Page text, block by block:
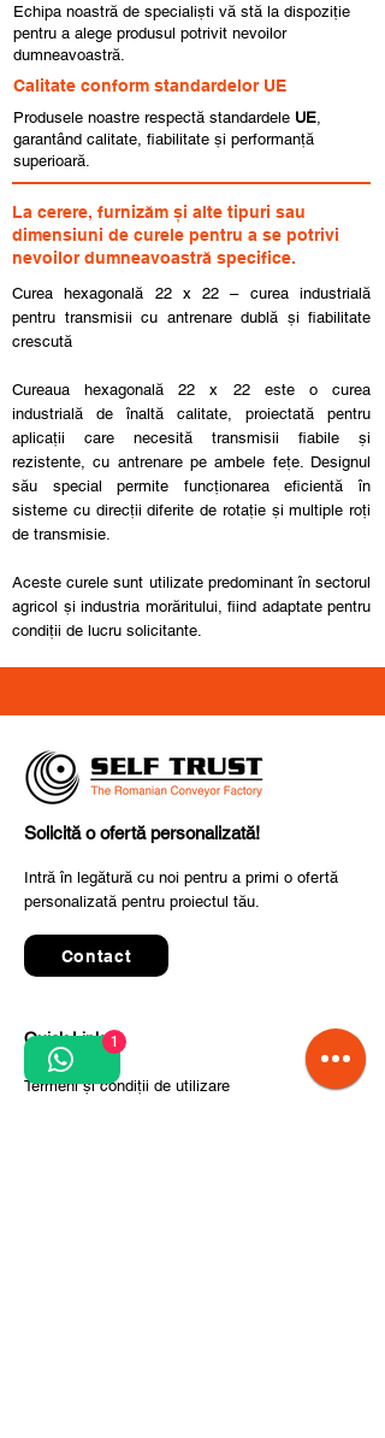
Echipa noastră de specialiști vă stă la dispoziție
pentru a alege produsul potrivit nevoilor
dumneavoastră.
Calitate conform standardelor UE
Produsele noastre respectă standardele UE,
garantând calitate, fiabilitate și performanță
superioară.
La cerere, furnizăm și alte tipuri sau
dimensiuni de curele pentru a se potrivi
nevoilor dumneavoastră specifice.
Curea hexagonală 22 x 22 – curea industrială
pentru transmisii cu antrenare dublă și fiabilitate
crescută
Cureaua hexagonală 22 x 22 este o curea
industrială de înaltă calitate, proiectată pentru
aplicații care necesită transmisii fiabile și
rezistente, cu antrenare pe ambele fețe. Designul
său special permite funcționarea eficientă în
sisteme cu direcții diferite de rotație și multiple roți
de transmisie.
Aceste curele sunt utilizate predominant în sectorul
agricol și industria morăritului, fiind adaptate pentru
condiții de lucru solicitante.
Solicită o ofertă personalizată!
Intră în legătură cu noi pentru a primi o ofertă
personalizată pentru proiectul tău.
Contact
Quick Links
Termeni și condiții de utilizare
1